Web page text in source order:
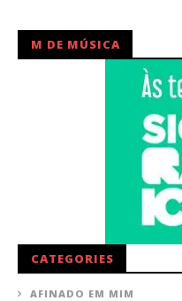
M DE MÚSICA
CATEGORIES
AFINADO EM MIM